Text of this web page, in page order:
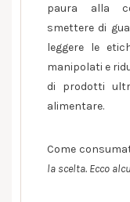
paura alla
smettere di
leggere le
manipolati e
di prodotti
alimentare.
Come
la scelta. Ecco